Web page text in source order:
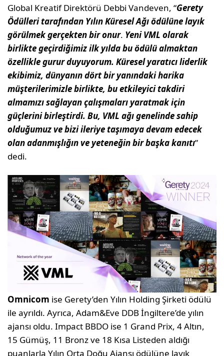
Global Kreatif Direktörü Debbi Vandeven, “Gerety
Ödülleri tarafından Yılın Küresel Ağı ödülüne layık
görülmek gerçekten bir onur. Yeni VML olarak
birlikte geçirdiğimiz ilk yılda bu ödülü almaktan
özellikle gurur duyuyorum. Küresel yaratıcı liderlik
ekibimiz, dünyanın dört bir yanındaki harika
müşterilerimizle birlikte, bu etkileyici takdiri
almamızı sağlayan çalışmaları yaratmak için
güçlerini birleştirdi. Bu, VML ağı genelinde sahip
olduğumuz ve bizi ileriye taşımaya devam edecek
olan adanmışlığın ve yeteneğin bir başka kanıtı”
dedi.
Omnicom ise Gerety’den Yılın Holding Şirketi ödülü
ile ayrıldı. Ayrıca, Adam&Eve DDB İngiltere’de yılın
ajansı oldu. Impact BBDO ise 1 Grand Prix, 4 Altın,
15 Gümüş, 11 Bronz ve 18 Kısa Listeden aldığı
puanlarla Yılın Orta Doğu Ajansı ödülüne layık